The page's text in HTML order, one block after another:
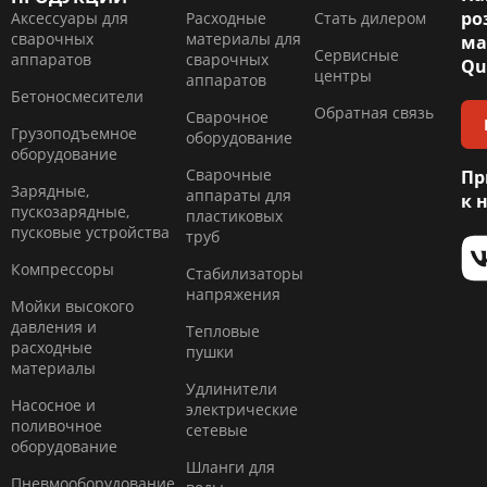
Аксессуары для
сварочных
аппаратов
Бетоносмесители
Грузоподъемное
оборудование
Зарядные,
пускозарядные,
пусковые устройства
Компресcоры
Мойки высокого
давления и
расходные
материалы
Насосное и
поливочное
оборудование
Расходные
материалы для
сварочных
аппаратов
Сварочное
оборудование
Сварочные
аппараты для
пластиковых
труб
Стабилизаторы
напряжения
Тепловые
пушки
Удлинители
электрические
сетевые
Шланги для
Стать дилером
Сервисные
центры
Обратная связь
к